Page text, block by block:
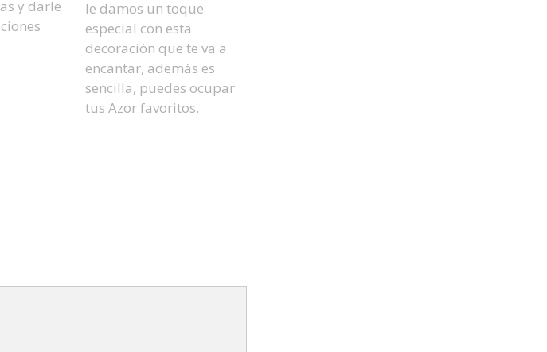
y darle
le damos un toque
especial con esta
decoración que te va a
encantar, además es
sencilla, puedes ocupar
tus Azor favoritos.